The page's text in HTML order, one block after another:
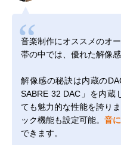
音楽制作にオススメのオ
帯の中では、優れた解像感
解像感の秘訣は内蔵の
SABRE 32 DAC」を内蔵
ても魅力的な性能を誇り
ック機能も設定可能。 音
できます。